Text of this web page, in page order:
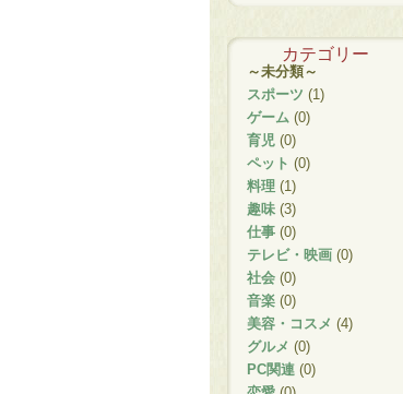
カテゴリー
～未分類～
スポーツ (1)
ゲーム (0)
育児 (0)
ペット (0)
料理 (1)
趣味 (3)
仕事 (0)
テレビ・映画 (0)
社会 (0)
音楽 (0)
美容・コスメ (4)
グルメ (0)
PC関連 (0)